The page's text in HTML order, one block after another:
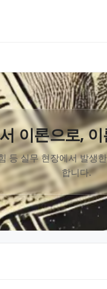
이론으로,
등 실무 현장에서 발생
합니다.